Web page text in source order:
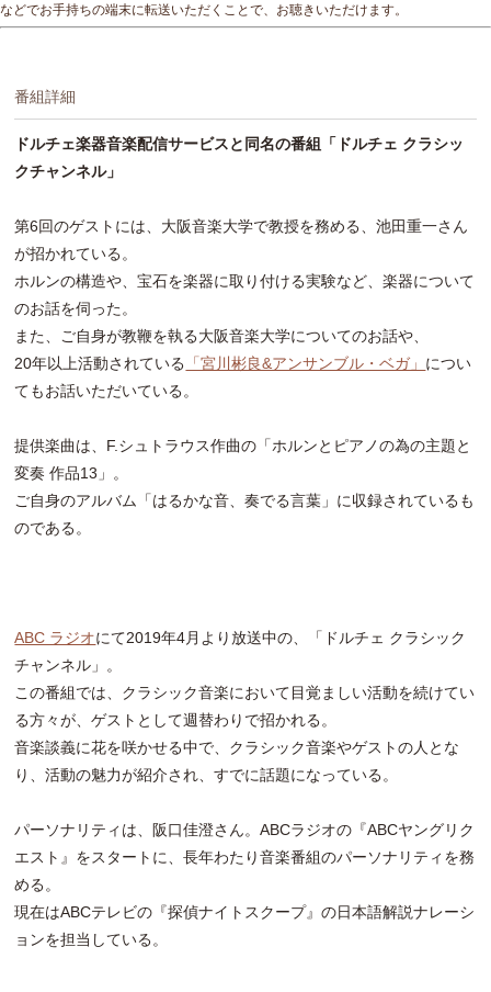
などでお手持ちの端末に転送いただくことで、お聴きいただけます。
番組詳細
ドルチェ楽器音楽配信サービスと同名の番組「ドルチェ クラシッ
クチャンネル」
第6回のゲストには、大阪音楽大学で教授を務める、池田重一さん
が招かれている。
ホルンの構造や、宝石を楽器に取り付ける実験など、楽器について
のお話を伺った。
また、ご自身が教鞭を執る大阪音楽大学についてのお話や、
20年以上活動されている
「宮川彬良&アンサンブル・ベガ」 につい
てもお話いただいている。
提供楽曲は、F.シュトラウス作曲の「ホルンとピアノの為の主題と
変奏 作品13」。
ご自身のアルバム「はるかな音、奏でる言葉」に収録されているも
のである。
ABC ラジオにて2019年4月より放送中の、「ドルチェ クラシック
チャンネル」。
この番組では、クラシック音楽において目覚ましい活動を続けてい
る方々が、ゲストとして週替わりで招かれる。
音楽談義に花を咲かせる中で、クラシック音楽やゲストの人とな
り、活動の魅力が紹介され、すでに話題になっている。
パーソナリティは、阪口佳澄さん。ABCラジオの『ABCヤングリク
エスト』をスタートに、長年わたり音楽番組のパーソナリティを務
める。
現在はABCテレビの『探偵ナイトスクープ』の日本語解説ナレーシ
ョンを担当している。